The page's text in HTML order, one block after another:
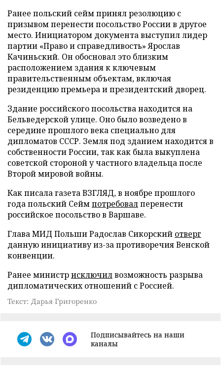
Ранее польский сейм принял резолюцию с
призывом перенести посольство России в другое
место. Инициатором документа выступил лидер
партии «Право и справедливость» Ярослав
Качиньский. Он обосновал это близким
расположением здания к ключевым
правительственным объектам, включая
резиденцию премьера и президентский дворец.
Здание российского посольства находится на
Бельведерской улице. Оно было возведено в
середине прошлого века специально для
дипломатов СССР. Земля под зданием находится в
собственности России, так как была выкуплена
советской стороной у частного владельца после
Второй мировой войны.
Как писала газета ВЗГЛЯД, в ноябре прошлого
года польский Сеймпотребовалперенести
российское посольство в Варшаве.
Глава МИД Польши Радослав Сикорский отверг
данную инициативу из-за противоречия Венской
конвенции.
Ранее министрисключилвозможность разрыва
дипломатических отношений с Россией.
Текст: Дарья Григоренко
Подписывайтесь на наши
каналы